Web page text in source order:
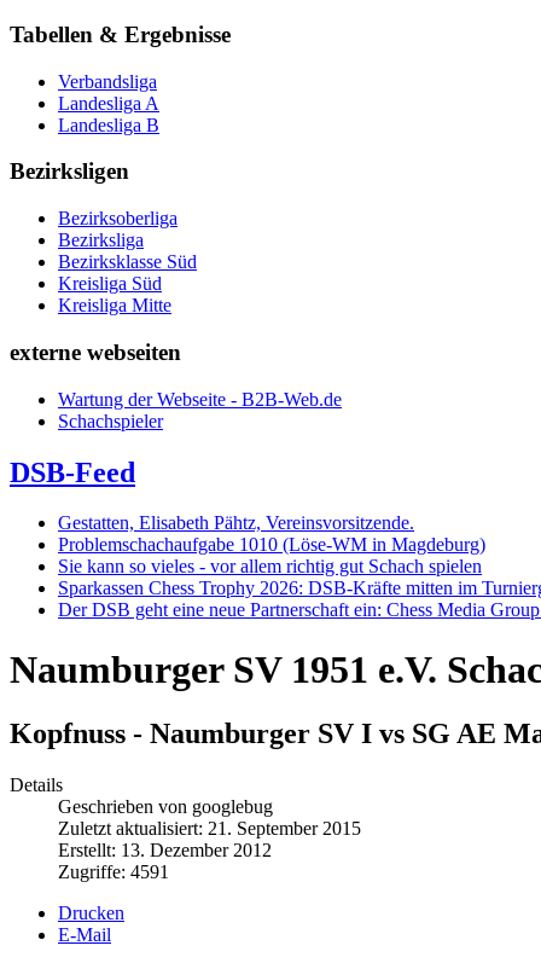
Tabellen & Ergebnisse
Verbandsliga
Landesliga A
Landesliga B
Bezirksligen
Bezirksoberliga
Bezirksliga
Bezirksklasse Süd
Kreisliga Süd
Kreisliga Mitte
externe webseiten
Wartung der Webseite - B2B-Web.de
Schachspieler
DSB-Feed
Gestatten, Elisabeth Pähtz, Vereinsvorsitzende.
Problemschachaufgabe 1010 (Löse-WM in Magdeburg)
Sie kann so vieles - vor allem richtig gut Schach spielen
Sparkassen Chess Trophy 2026: DSB-Kräfte mitten im
Der DSB geht eine neue Partnerschaft ein: Chess Media
Naumburger SV 1951 e.V.
Kopfnuss - Naumburger SV I vs SG AE
Details
Geschrieben von googlebug
Zuletzt aktualisiert: 21. September 2015
Erstellt: 13. Dezember 2012
Zugriffe: 4591
Drucken
E-Mail